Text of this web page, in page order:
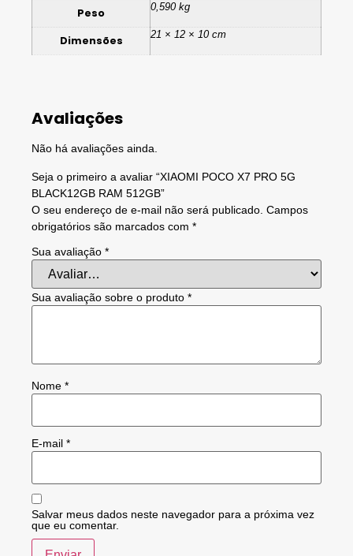
Peso 0,590 kg
Dimensões 21 × 12 × 10 cm
Avaliações
Não há avaliações ainda.
Seja o primeiro a avaliar “XIAOMI POCO X7 PRO 5G
BLACK12GB RAM 512GB”
O seu endereço de e-mail não será publicado. Campos
obrigatórios são marcados com *
Sua avaliação *
Sua avaliação sobre o produto *
Nome *
E-mail *
Salvar meus dados neste navegador para a próxima vez
que eu comentar.